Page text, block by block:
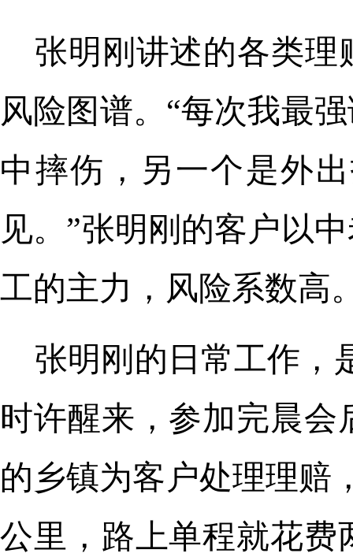
张明刚讲述的各类理
风险图谱。“每次我最
中摔伤，另一个是外
见。”张明刚的客户以
工的主力，风险系数高
张明刚的日常工作，
时许醒来，参加完晨
的乡镇为客户处理理赔
公里，路上单程就花费